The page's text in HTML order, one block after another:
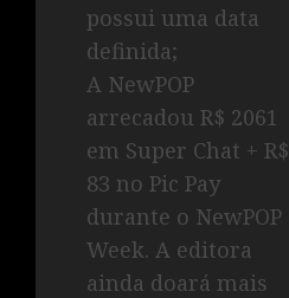
possui uma data
definida;
A NewPOP
arrecadou R$ 2061
em Super Chat + R$
83 no Pic Pay
durante o NewPOP
Week. A editora
ainda doará mais